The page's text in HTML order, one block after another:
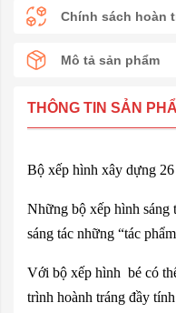
Chính sách hoàn
Mô tả sản phẩm
THÔNG TIN SẢN
Bộ xếp hình xây dựng
Những bộ xếp hình sáng
sáng tác những “tác
Với bộ xếp hình bé có
trình hoành tráng đầy